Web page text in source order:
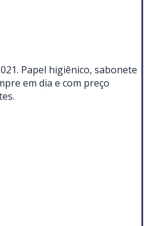
Papel higiênico, sabonete
em dia e com preço